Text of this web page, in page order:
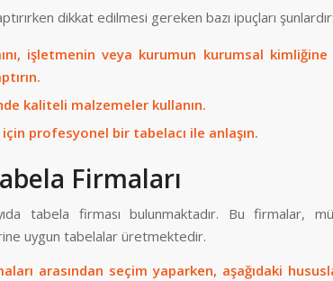
dikkat edilmesi gereken bazı ipuçları şunlardır:
işletmenin veya kurumun kurumsal
kaliteli malzemeler kullanın.
profesyonel bir tabelacı ile anlaşın.
Firmaları
tabela firması bulunmaktadır. Bu firmalar,
uygun tabelalar üretmektedir.
arasından seçim yaparken, aşağıdaki